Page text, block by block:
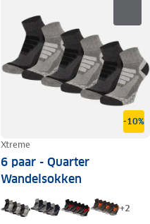
-10%
Xtreme
6 paar - Quarter
Wandelsokken
+2